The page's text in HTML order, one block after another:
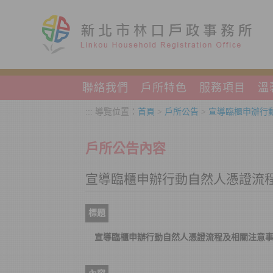
聯絡我們 戶所特色 服務項目 溫
::: 導覽位置： 首頁 > 戶所公告 > 宣導臨櫃申辦行
戶所公告內容
宣導臨櫃申辦行動自然人憑證流
標題
宣導臨櫃申辦行動自然人憑證流程及相關注意